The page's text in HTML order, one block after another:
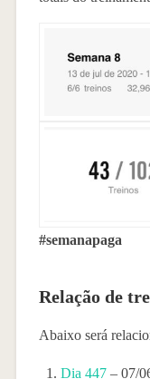
#semanapaga
Relação de
Abaixo será
Dia 447– 07/